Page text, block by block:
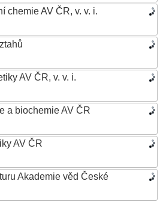
chemie AV ČR, v. v. i.
AV ČR, v. v. i.
a biochemie AV ČR
AV ČR
Akademie věd České